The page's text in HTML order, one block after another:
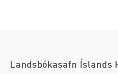
Landsbókasafn Íslands